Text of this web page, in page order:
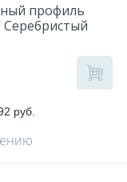
профиль
Серебристый
руб.